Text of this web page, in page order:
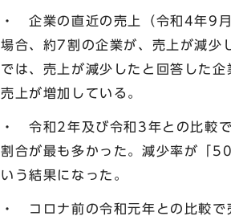
・ 企業の直近の売上（令和4年9
場合、約7割の企業が、売上が減
では、売上が減少したと回答した
売上が増加している。
・ 令和2年及び令和3年との比較
割合が最も多かった。減少率が「
いう結果になった。
・ コロナ前の令和元年との比較で